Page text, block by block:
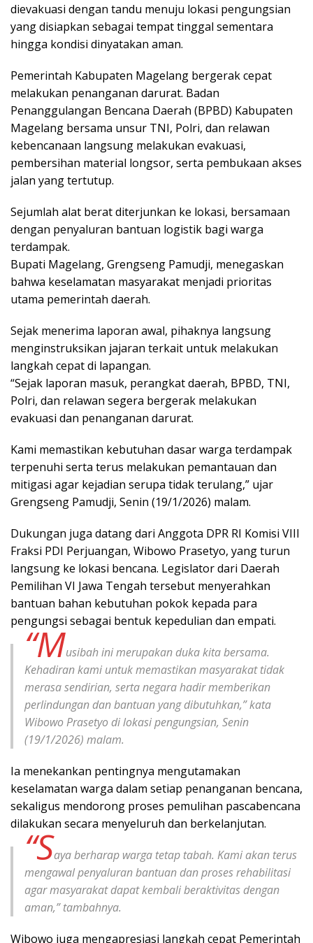
dievakuasi dengan tandu menuju lokasi pengungsian
yang disiapkan sebagai tempat tinggal sementara
hingga kondisi dinyatakan aman.
Pemerintah Kabupaten Magelang bergerak cepat
melakukan penanganan darurat. Badan
Penanggulangan Bencana Daerah (BPBD) Kabupaten
Magelang bersama unsur TNI, Polri, dan relawan
kebencanaan langsung melakukan evakuasi,
pembersihan material longsor, serta pembukaan akses
jalan yang tertutup.
Sejumlah alat berat diterjunkan ke lokasi, bersamaan
dengan penyaluran bantuan logistik bagi warga
terdampak.
Bupati Magelang, Grengseng Pamudji, menegaskan
bahwa keselamatan masyarakat menjadi prioritas
utama pemerintah daerah.
Sejak menerima laporan awal, pihaknya langsung
menginstruksikan jajaran terkait untuk melakukan
langkah cepat di lapangan.
“Sejak laporan masuk, perangkat daerah, BPBD, TNI,
Polri, dan relawan segera bergerak melakukan
evakuasi dan penanganan darurat.
Kami memastikan kebutuhan dasar warga terdampak
terpenuhi serta terus melakukan pemantauan dan
mitigasi agar kejadian serupa tidak terulang,” ujar
Grengseng Pamudji, Senin (19/1/2026) malam.
Dukungan juga datang dari Anggota DPR RI Komisi VIII
Fraksi PDI Perjuangan, Wibowo Prasetyo, yang turun
langsung ke lokasi bencana. Legislator dari Daerah
Pemilihan VI Jawa Tengah tersebut menyerahkan
bantuan bahan kebutuhan pokok kepada para
pengungsi sebagai bentuk kepedulian dan empati.
“Musibah ini merupakan duka kita bersama.
Kehadiran kami untuk memastikan masyarakat tidak
merasa sendirian, serta negara hadir memberikan
perlindungan dan bantuan yang dibutuhkan,” kata
Wibowo Prasetyo di lokasi pengungsian, Senin
(19/1/2026) malam.
Ia menekankan pentingnya mengutamakan
keselamatan warga dalam setiap penanganan bencana,
sekaligus mendorong proses pemulihan pascabencana
dilakukan secara menyeluruh dan berkelanjutan.
“Saya berharap warga tetap tabah. Kami akan terus
mengawal penyaluran bantuan dan proses rehabilitasi
agar masyarakat dapat kembali beraktivitas dengan
aman,” tambahnya.
Wibowo juga mengapresiasi langkah cepat Pemerintah